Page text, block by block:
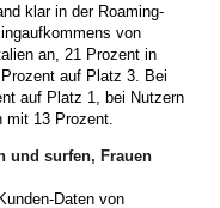
klar in der Roaming-
von
an, 21 Prozent in
auf Platz 3. Bei
auf Platz 1, bei Nutzern
mit 13 Prozent.
und surfen, Frauen
Daten von